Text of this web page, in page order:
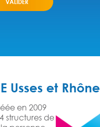
Usses et Rhône
en 2009
structures de